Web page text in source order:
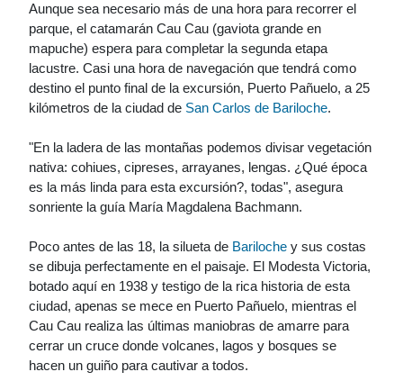
Aunque sea necesario más de una hora para recorrer el
parque, el catamarán Cau Cau (gaviota grande en
mapuche) espera para completar la segunda etapa
lacustre. Casi una hora de navegación que tendrá como
destino el punto final de la excursión, Puerto Pañuelo, a 25
kilómetros de la ciudad de San Carlos de Bariloche.
"En la ladera de las montañas podemos divisar vegetación
nativa: cohiues, cipreses, arrayanes, lengas. ¿Qué época
es la más linda para esta excursión?, todas", asegura
sonriente la guía María Magdalena Bachmann.
Poco antes de las 18, la silueta de Bariloche y sus costas
se dibuja perfectamente en el paisaje. El Modesta Victoria,
botado aquí en 1938 y testigo de la rica historia de esta
ciudad, apenas se mece en Puerto Pañuelo, mientras el
Cau Cau realiza las últimas maniobras de amarre para
cerrar un cruce donde volcanes, lagos y bosques se
hacen un guiño para cautivar a todos.